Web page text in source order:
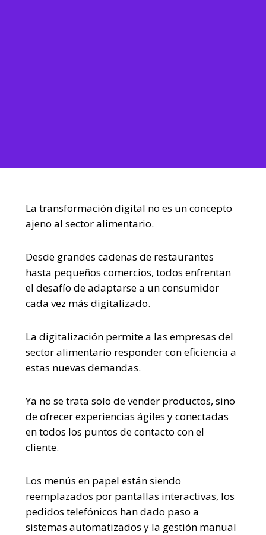
La transformación digital no es un concepto
ajeno al sector alimentario.
Desde grandes cadenas de restaurantes
hasta pequeños comercios, todos enfrentan
el desafío de adaptarse a un consumidor
cada vez más digitalizado.
La digitalización permite a las empresas del
sector alimentario responder con eficiencia a
estas nuevas demandas.
Ya no se trata solo de vender productos, sino
de ofrecer experiencias ágiles y conectadas
en todos los puntos de contacto con el
cliente.
Los menús en papel están siendo
reemplazados por pantallas interactivas, los
pedidos telefónicos han dado paso a
sistemas automatizados y la gestión manual